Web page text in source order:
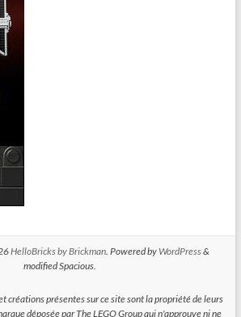
HelloBricks by Brickman. Powered by WordPress&
modified Spacious.
créations présentes sur ce site sont la propriété de leurs
déposée par The LEGO Group qui n'approuve ni ne